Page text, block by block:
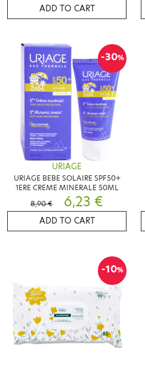
ADD TO CART
-30%
URIAGE
URIAGE BEBE SOLAIRE SPF50+
1ERE CREME MINERALE 50ML
8,90 €
6,23 €
ADD TO CART
-10%